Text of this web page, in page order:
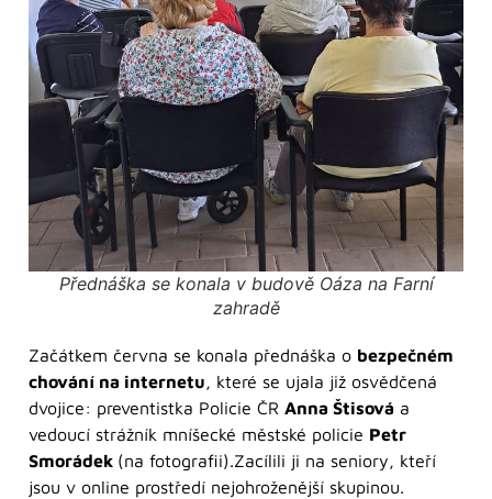
Přednáška se konala v budově Oáza na Farní
zahradě
Začátkem června se konala přednáška o bezpečném
chování na internetu, které se ujala již osvědčená
dvojice: preventistka Policie ČR Anna Štisová a
vedoucí strážník mníšecké městské policie Petr
Smorádek (na fotografii).Zacílili ji na seniory, kteří
jsou v online prostředí nejohroženější skupinou.